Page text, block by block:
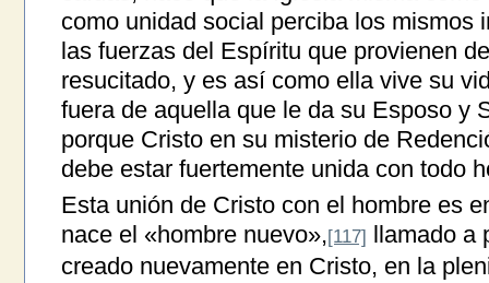
como unidad social perciba los mismos
las fuerzas del Espíritu que provienen
resucitado, y es así como ella vive su
fuera de aquella que le da su Esposo y
porque Cristo en su misterio de
debe estar fuertemente unida con todo
Esta unión de Cristo con el hombre es
nace el «hombre nuevo»,[117]
llamado a
creado nuevamente en Cristo, en la